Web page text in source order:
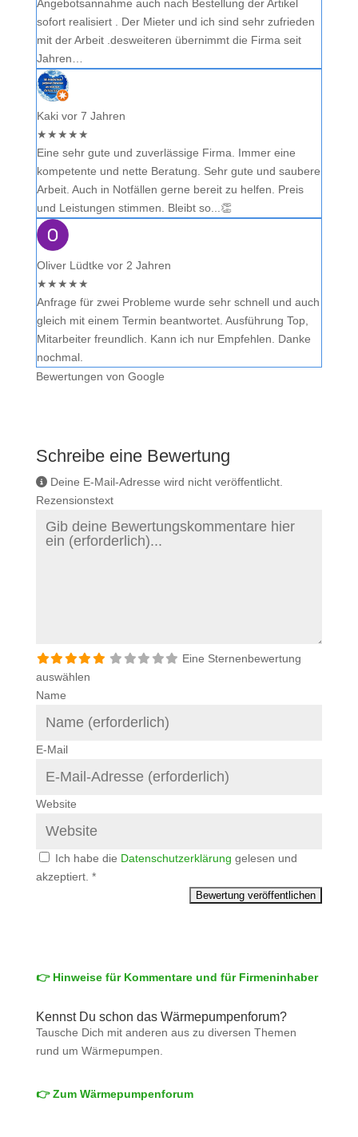
Angebotsannahme auch nach Bestellung der Artikel
sofort realisiert . Der Mieter und ich sind sehr zufrieden
mit der Arbeit .desweiteren übernimmt die Firma seit
Jahren…
Kaki vor 7 Jahren
★★★★★
Eine sehr gute und zuverlässige Firma. Immer eine
kompetente und nette Beratung. Sehr gute und saubere
Arbeit. Auch in Notfällen gerne bereit zu helfen. Preis
und Leistungen stimmen. Bleibt so...👏
Oliver Lüdtke vor 2 Jahren
★★★★★
Anfrage für zwei Probleme wurde sehr schnell und auch
gleich mit einem Termin beantwortet. Ausführung Top,
Mitarbeiter freundlich. Kann ich nur Empfehlen. Danke
nochmal.
Bewertungen von Google
Schreibe eine Bewertung
Deine E-Mail-Adresse wird nicht veröffentlicht.
Rezensionstext
Eine Sternenbewertung
auswählen
Name
E-Mail
Website
Ich habe die Datenschutzerklärung gelesen und
akzeptiert. *
👉 Hinweise für Kommentare und für Firmeninhaber
Kennst Du schon das Wärmepumpenforum?
Tausche Dich mit anderen aus zu diversen Themen
rund um Wärmepumpen.
👉 Zum Wärmepumpenforum